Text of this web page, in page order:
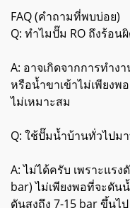
FAQ (คำถามที่พบบ่อย)
Q: ทำไมปั๊ม RO ถึงร้อน
A: อาจเกิดจากการทำง
หรือน้ำขาเข้าไม่เพียงพ
ไม่เหมาะสม
Q: ใช้ปั๊มน้ำบ้านทั่วไปม
A: ไม่ได้ครับ เพราะแร
bar) ไม่เพียงพอที่จะดัน
ดันสูงถึง 7-15 bar ขึ้นไป